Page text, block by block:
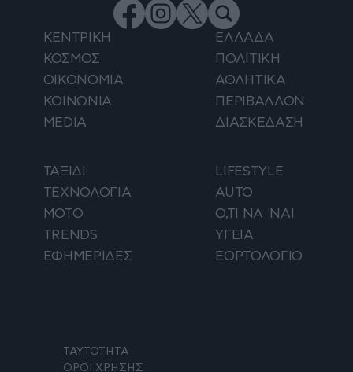
ΚΕΝΤΡΙΚΗ
ΕΛΛΑΔΑ
ΚΟΣΜΟΣ
ΠΟΛΙΤΙΚΗ
ΟΙΚΟΝΟΜΙΑ
ΑΘΛΗΤΙΚΑ
ΚΟΙΝΩΝΙΑ
ΠΕΡΙΒΑΛΛΟΝ
MEDIA
ΔΙΑΣΚΕΔΑΣΗ
ΤΑΞΙΔΙ
LIFESTYLE
ΤΕΧΝΟΛΟΓΙΑ
AUTO
ΜΟΤΟ
Ο,ΤΙ ΝΑ 'ΝΑΙ
TRENDS
ΥΓΕΙΑ
ΕΦΗΜΕΡΙΔΕΣ
ΕΟΡΤΟΛΟΓΙΟ
ΤΑΥΤΟΤΗΤΑ
ΟΡΟΙ ΧΡΗΣΗΣ